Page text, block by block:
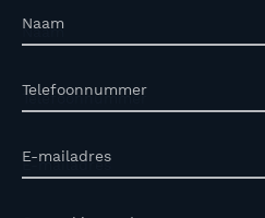
Naam
Telefoonnummer
E-mailadres